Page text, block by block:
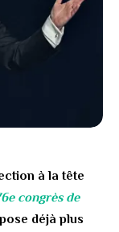
à la tête
congrès de
déjà plus